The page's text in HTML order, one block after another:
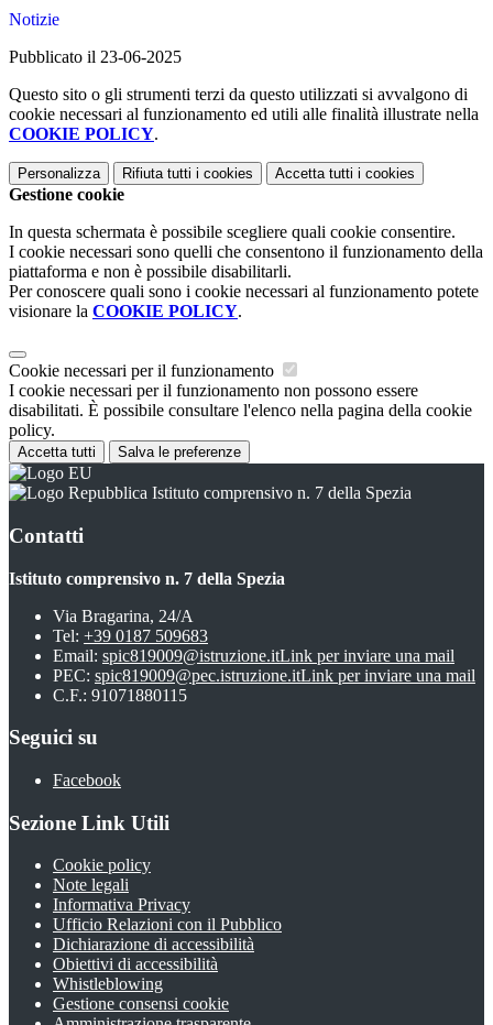
Notizie
Pubblicato il 23-06-2025
Questo sito o gli strumenti terzi da questo utilizzati si avvalgono di
cookie necessari al funzionamento ed utili alle finalità illustrate nella
COOKIE POLICY.
Personalizza Rifiuta tutti i cookies Accetta tutti i cookies
Gestione cookie
In questa schermata è possibile scegliere quali cookie consentire.
I cookie necessari sono quelli che consentono il funzionamento della
piattaforma e non è possibile disabilitarli.
Per conoscere quali sono i cookie necessari al funzionamento potete
visionare la COOKIE POLICY.
Cookie necessari per il funzionamento
I cookie necessari per il funzionamento non possono essere
disabilitati. È possibile consultare l'elenco nella pagina della cookie
policy.
Accetta tutti Salva le preferenze
Istituto comprensivo n. 7 della Spezia
Contatti
Istituto comprensivo n. 7 della Spezia
Via Bragarina, 24/A
Tel: +39 0187 509683
Email: spic819009@istruzione.itLink per inviare una mail
PEC: spic819009@pec.istruzione.itLink per inviare una mail
C.F.: 91071880115
Seguici su
Facebook
Sezione Link Utili
Cookie policy
Note legali
Informativa Privacy
Ufficio Relazioni con il Pubblico
Dichiarazione di accessibilità
Obiettivi di accessibilità
Whistleblowing
Gestione consensi cookie